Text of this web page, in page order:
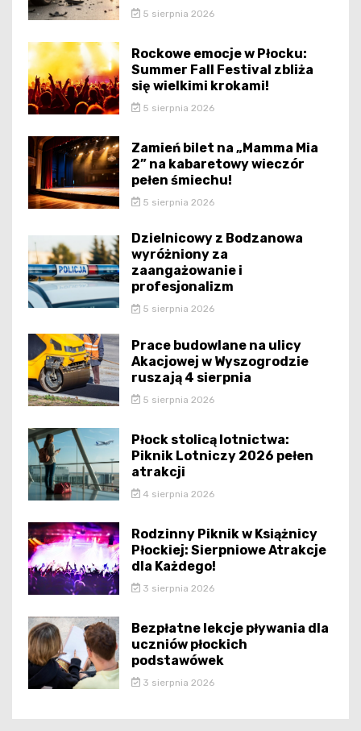
5 sierpnia 2026
Rockowe emocje w Płocku:
Summer Fall Festival zbliża
się wielkimi krokami!
5 sierpnia 2026
Zamień bilet na „Mamma Mia
2” na kabaretowy wieczór
pełen śmiechu!
5 sierpnia 2026
Dzielnicowy z Bodzanowa
wyróżniony za
zaangażowanie i
profesjonalizm
5 sierpnia 2026
Prace budowlane na ulicy
Akacjowej w Wyszogrodzie
ruszają 4 sierpnia
5 sierpnia 2026
Płock stolicą lotnictwa:
Piknik Lotniczy 2026 pełen
atrakcji
4 sierpnia 2026
Rodzinny Piknik w Książnicy
Płockiej: Sierpniowe Atrakcje
dla Każdego!
3 sierpnia 2026
Bezpłatne lekcje pływania dla
uczniów płockich
podstawówek
3 sierpnia 2026